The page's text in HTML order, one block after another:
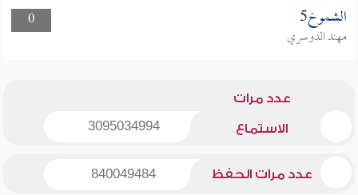
0
الشموخ5
مهند الدوسري
عدد مرات
الاستماع 3095034994
عدد مرات الحفظ 840049484